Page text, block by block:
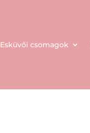
Esküvői csomagok